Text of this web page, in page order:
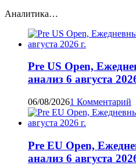
Аналитика…
Pre US Open,
анализ 6 августа
06/08/20261 Комментарий
Pre EU Open,
анализ 6 августа